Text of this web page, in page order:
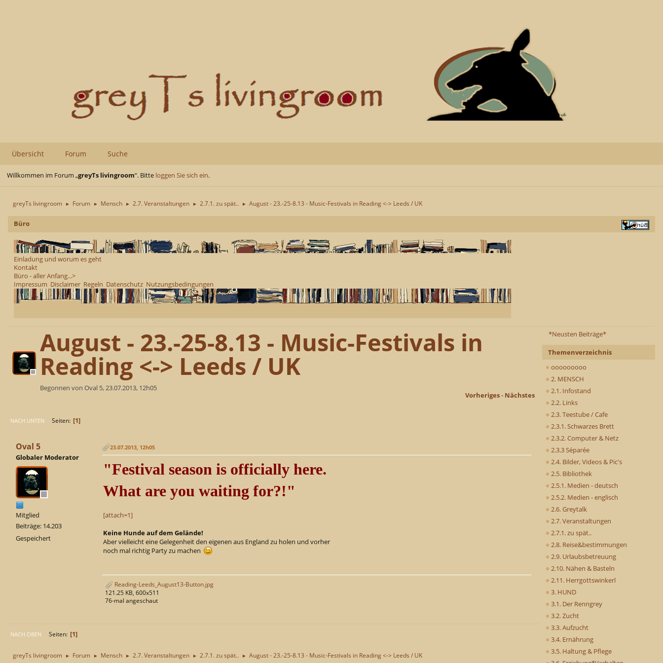
Übersicht Forum Suche
Willkommen im Forum „greyTs livingroom“. Bitte loggen Sie sich ein.
greyTs livingroom ► Forum ► Mensch ► 2.7. Veranstaltungen ► 2.7.1. zu spät.. ► August - 23.-25-8.13 - Music-Festivals in Reading <-> Leeds / UK
Büro
Einladung und worum es geht
Kontakt
Büro - aller Anfang...>
Impressum Disclaimer Regeln Datenschutz Nutzungsbedingungen
*Neusten Beiträge*
Themenverzeichnis
ooooooooo
2. MENSCH
2.1. Infostand
2.2. Links
2.3. Teestube / Cafe
2.3.1. Schwarzes Brett
2.3.2. Computer & Netz
2.3.3 Séparée
2.4. Bilder, Videos & Pic's
2.5. Bibliothek
2.5.1. Medien - deutsch
2.5.2. Medien - englisch
2.6. Greytalk
2.7. Veranstaltungen
2.7.1. zu spät..
2.8. Reise&bestimmungen
2.9. Urlaubsbetreuung
2.10. Nähen & Basteln
2.11. Herrgottswinkerl
3. HUND
3.1. Der Renngrey
3.2. Zucht
3.3. Aufzucht
3.4. Ernährung
3.5. Haltung & Pflege
August - 23.-25-8.13 - Music-Festivals in
Reading <-> Leeds / UK
Begonnen von Oval 5, 23.07.2013, 12h05
Vorheriges- Nächstes
NACH UNTEN Seiten 1
Oval 5
Globaler Moderator
Mitglied
Beiträge: 14.203
Gespeichert
23.07.2013, 12h05
"Festival season is officially here.
What are you waiting for?!"
[attach=1]
Keine Hunde auf dem Gelände!
Aber vielleicht eine Gelegenheit den eigenen aus England zu holen und vorher
noch mal richtig Party zu machen
Reading-Leeds_August13-Button.jpg
121.25 KB, 600x511
76-mal angeschaut
NACH OBEN Seiten 1
greyTs livingroom ► Forum ► Mensch ► 2.7. Veranstaltungen ► 2.7.1. zu spät.. ► August - 23.-25-8.13 - Music-Festivals in Reading <-> Leeds / UK